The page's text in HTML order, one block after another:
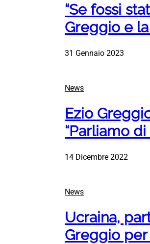
“Se fossi
Greggio e
31 Gennaio 2023
News
Ezio
“Parliamo
14 Dicembre 2022
News
Ucraina,
Greggio